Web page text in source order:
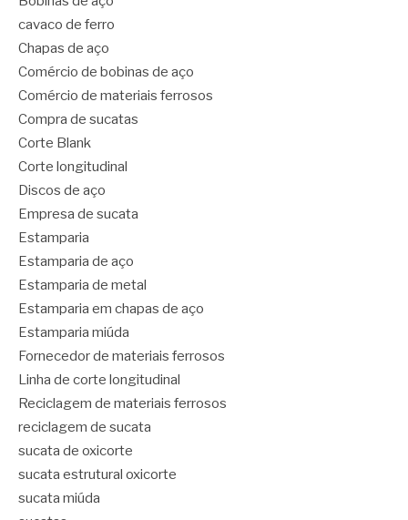
cavaco de ferro
Chapas de aço
Comércio de bobinas de aço
Comércio de materiais ferrosos
Compra de sucatas
Corte Blank
Corte longitudinal
Discos de aço
Empresa de sucata
Estamparia
Estamparia de aço
Estamparia de metal
Estamparia em chapas de aço
Estamparia miúda
Fornecedor de materiais ferrosos
Linha de corte longitudinal
Reciclagem de materiais ferrosos
reciclagem de sucata
sucata de oxicorte
sucata estrutural oxicorte
sucata miúda